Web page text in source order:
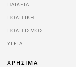
ΠΑΙΔΕΊΑ
ΠΟΛΙΤΙΚΉ
ΠΟΛΙΤΙΣΜΌΣ
ΥΓΕΊΑ
ΧΡΗΣΙΜΑ